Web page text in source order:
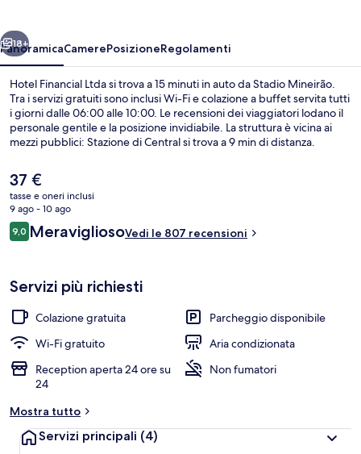
Avanti
18+
PanoramicaCamerePosizioneRegolamenti
Hotel Financial Ltda si trova a 15 minuti in auto da Stadio Mineirão.
Tra i servizi gratuiti sono inclusi Wi-Fi e colazione a buffet servita tutti
i giorni dalle 06:00 alle 10:00. Le recensioni dei viaggiatori lodano il
personale gentile e la posizione invidiabile. La struttura è vicina ai
mezzi pubblici: Stazione di Central si trova a 9 min di distanza.
Il
prezzo
attuale
è
37 €
37 €
tasse e oneri inclusi
9 ago - 10 ago
Recensioni
9,09,0 su 10
MeravigliosoVedi le 807 recensioni
Servizi più richiesti
Colazione gratuita
Parcheggio disponibile
Wi-Fi gratuito
Aria condizionata
Reception aperta 24 ore su
24
Non fumatori
Mostra tutto
Servizi principali (4)